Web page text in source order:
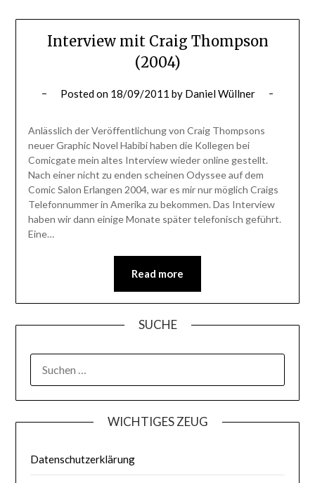
Interview mit Craig Thompson
(2004)
Posted on 18/09/2011 by Daniel Wüllner
Anlässlich der Veröffentlichung von Craig Thompsons
neuer Graphic Novel Habibi haben die Kollegen bei
Comicgate mein altes Interview wieder online gestellt.
Nach einer nicht zu enden scheinen Odyssee auf dem
Comic Salon Erlangen 2004, war es mir nur möglich Craigs
Telefonnummer in Amerika zu bekommen. Das Interview
haben wir dann einige Monate später telefonisch geführt.
Eine…
Read more
SUCHE
WICHTIGES ZEUG
Datenschutzerklärung